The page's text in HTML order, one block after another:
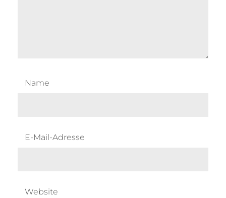
Name
E-Mail-Adresse
Website